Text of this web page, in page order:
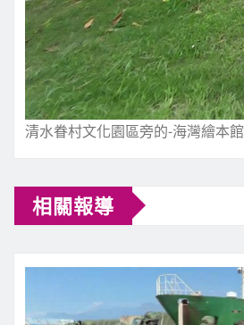
清水眷村文化園區旁的-海灣繪本館
相關報導